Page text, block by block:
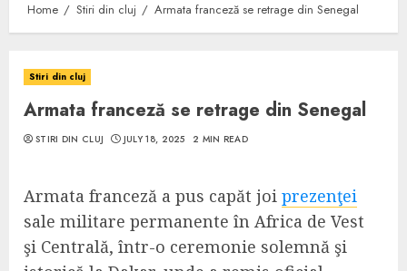
Home Stiri din cluj Armata franceză se retrage din Senegal
Stiri din cluj
Armata franceză se retrage din Senegal
STIRI DIN CLUJ JULY 18, 2025 2 MIN READ
Armata franceză a pus capăt joi prezenţei
sale militare permanente în Africa de Vest
şi Centrală, într-o ceremonie solemnă şi